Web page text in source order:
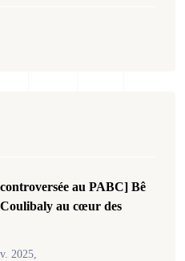
au PABC] Bê
au cœur des
2025,